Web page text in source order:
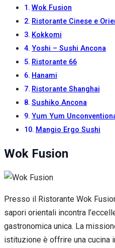
Wok Fusion
Ristorante Cinese e
Kokkomi
Yoshi – Sushi Ancona
Ristorante 66
Hanami
Ristorante Shanghai
Sushiko Ancona
Yum Yum
Mangio Ergo Sushi
Wok Fusion
Presso il Ristorante Wok
sapori orientali incontra
gastronomica unica. La
istituzione è offrire una cucina